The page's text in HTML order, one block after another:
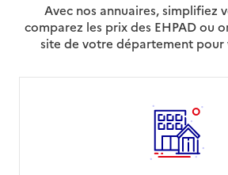
Avec nos annuaires, simplifiez
comparez les prix des EHPAD ou
site de votre département pour